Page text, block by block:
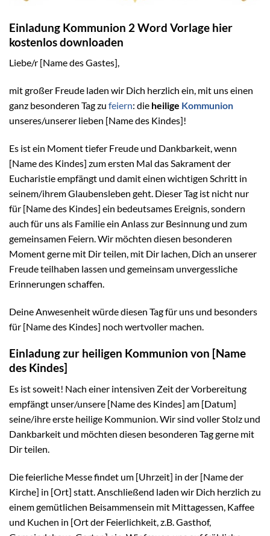
Einladung Kommunion 2 Word Vorlage hier
kostenlos downloaden
Liebe/r [Name des Gastes],
mit großer Freude laden wir Dich herzlich ein, mit uns einen
ganz besonderen Tag zu feiern: die heilige Kommunion
unseres/unserer lieben [Name des Kindes]!
Es ist ein Moment tiefer Freude und Dankbarkeit, wenn
[Name des Kindes] zum ersten Mal das Sakrament der
Eucharistie empfängt und damit einen wichtigen Schritt in
seinem/ihrem Glaubensleben geht. Dieser Tag ist nicht nur
für [Name des Kindes] ein bedeutsames Ereignis, sondern
auch für uns als Familie ein Anlass zur Besinnung und zum
gemeinsamen Feiern. Wir möchten diesen besonderen
Moment gerne mit Dir teilen, mit Dir lachen, Dich an unserer
Freude teilhaben lassen und gemeinsam unvergessliche
Erinnerungen schaffen.
Deine Anwesenheit würde diesen Tag für uns und besonders
für [Name des Kindes] noch wertvoller machen.
Einladung zur heiligen Kommunion von [Name
des Kindes]
Es ist soweit! Nach einer intensiven Zeit der Vorbereitung
empfängt unser/unsere [Name des Kindes] am [Datum]
seine/ihre erste heilige Kommunion. Wir sind voller Stolz und
Dankbarkeit und möchten diesen besonderen Tag gerne mit
Dir teilen.
Die feierliche Messe findet um [Uhrzeit] in der [Name der
Kirche] in [Ort] statt. Anschließend laden wir Dich herzlich zu
einem gemütlichen Beisammensein mit Mittagessen, Kaffee
und Kuchen in [Ort der Feierlichkeit, z.B. Gasthof,